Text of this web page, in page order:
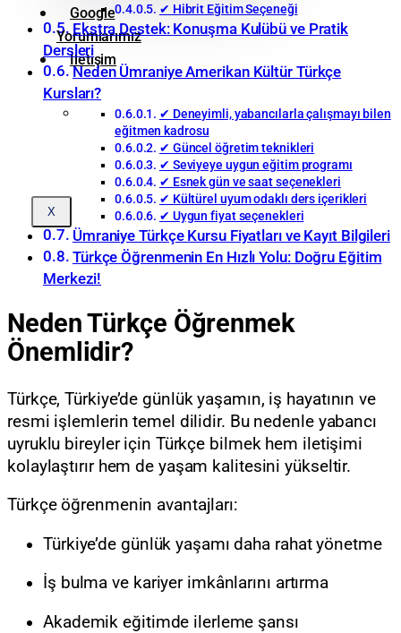
Google
Yorumlarımız
İletişim
X
✔ Hibrit Eğitim Seçeneği
Ekstra Destek: Konuşma Kulübü ve Pratik
Dersleri
Neden Ümraniye Amerikan Kültür Türkçe
Kursları?
✔ Deneyimli, yabancılarla çalışmayı bilen
eğitmen kadrosu
✔ Güncel öğretim teknikleri
✔ Seviyeye uygun eğitim programı
✔ Esnek gün ve saat seçenekleri
✔ Kültürel uyum odaklı ders içerikleri
✔ Uygun fiyat seçenekleri
Ümraniye Türkçe Kursu Fiyatları ve Kayıt Bilgileri
Türkçe Öğrenmenin En Hızlı Yolu: Doğru Eğitim
Merkezi!
Neden Türkçe Öğrenmek
Önemlidir?
Türkçe, Türkiye’de günlük yaşamın, iş hayatının ve
resmi işlemlerin temel dilidir. Bu nedenle yabancı
uyruklu bireyler için Türkçe bilmek hem iletişimi
kolaylaştırır hem de yaşam kalitesini yükseltir.
Türkçe öğrenmenin avantajları:
Türkiye’de günlük yaşamı daha rahat yönetme
İş bulma ve kariyer imkânlarını artırma
Akademik eğitimde ilerleme şansı